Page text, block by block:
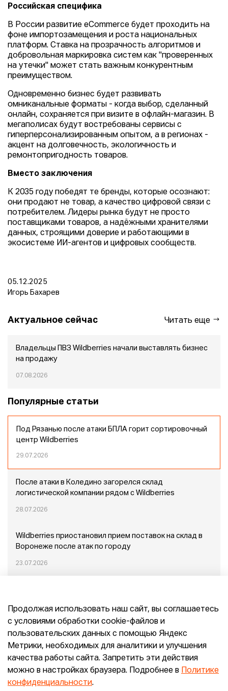
Российская специфика
В России развитие eCommerce будет проходить на
фоне импортозамещения и роста национальных
платформ. Ставка на прозрачность алгоритмов и
добровольная маркировка систем как "проверенных
на утечки" может стать важным конкурентным
преимуществом.
Одновременно бизнес будет развивать
омниканальные форматы - когда выбор, сделанный
онлайн, сохраняется при визите в офлайн-магазин. В
мегаполисах будут востребованы сервисы с
гиперперсонализированным опытом, а в регионах -
акцент на долговечность, экологичность и
ремонтопригодность товаров.
Вместо заключения
К 2035 году победят те бренды, которые осознают:
они продают не товар, а качество цифровой связи с
потребителем. Лидеры рынка будут не просто
поставщиками товаров, а надёжными хранителями
данных, строящими доверие и работающими в
экосистеме ИИ-агентов и цифровых сообществ.
05.12.2025
Игорь Бахарев
Актуальное сейчас Читать еще
Владельцы ПВЗ Wildberries начали выставлять бизнес
на продажу
07.08.2026
Популярные статьи
Под Рязанью после атаки БПЛА горит сортировочный
центр Wildberries
29.07.2026
После атаки в Коледино загорелся склад
логистической компании рядом с Wildberries
28.07.2026
Wildberries приостановил прием поставок на склад в
Воронеже после атак по городу
23.07.2026
Конец эпохи маркетплейсов: прогнозы сооснователя
Mr.Doors Максима Валецкого
26.06.2026
Продолжая использовать наш сайт, вы соглашаетесь
с условиями обработки cookie-файлов и
пользовательских данных с помощью Яндекс
Метрики, необходимых для аналитики и улучшения
качества работы сайта. Запретить эти действия
можно в настройках браузера. Подробнее в
Политике
конфиденциальности.